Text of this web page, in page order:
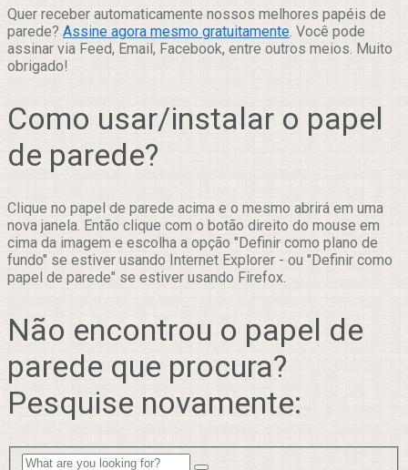
Quer receber automaticamente nossos melhores papéis de
parede? Assine agora mesmo gratuitamente. Você pode
assinar via Feed, Email, Facebook, entre outros meios. Muito
obrigado!
Como usar/instalar o papel
de parede?
Clique no papel de parede acima e o mesmo abrirá em uma
nova janela. Então clique com o botão direito do mouse em
cima da imagem e escolha a opção "Definir como plano de
fundo" se estiver usando Internet Explorer - ou "Definir como
papel de parede" se estiver usando Firefox.
Não encontrou o papel de
parede que procura?
Pesquise novamente: